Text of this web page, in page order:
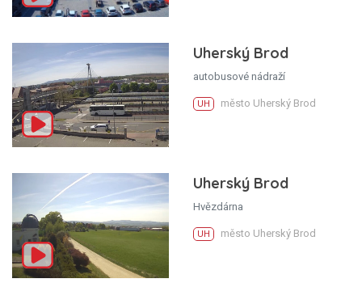
Uherský Brod
autobusové nádraží
UH město Uherský Brod
Uherský Brod
Hvězdárna
UH město Uherský Brod